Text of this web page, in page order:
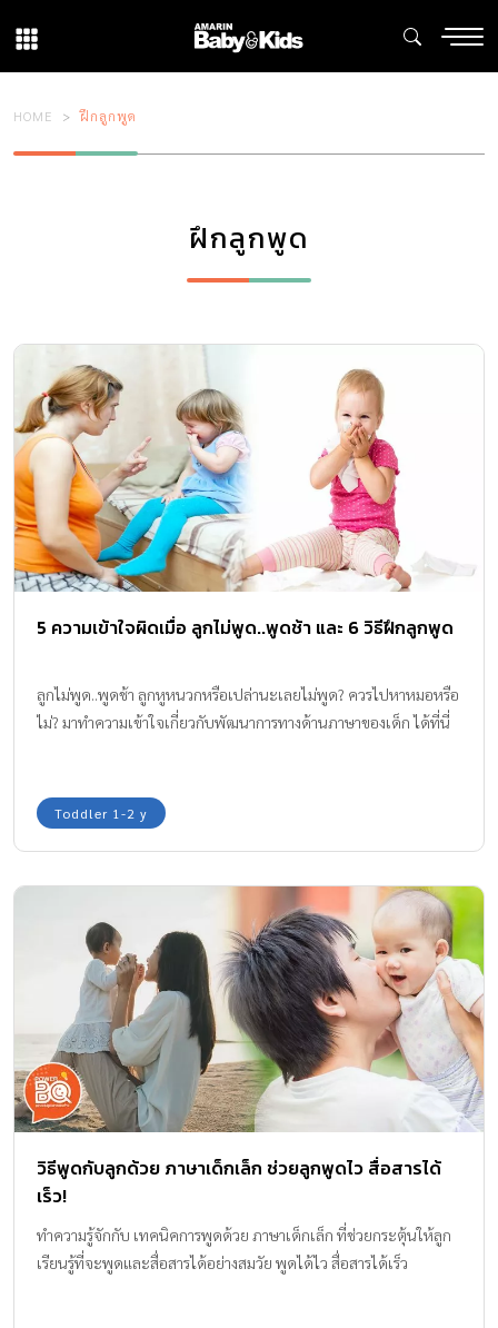
HOME ฝึกลูกพูด
ฝึกลูกพูด
5 ความเข้าใจผิดเมื่อ ลูกไม่พูด..พูดช้า และ 6 วิธีฝึกลูกพูด
ลูกไม่พูด..พูดช้า ลูกหูหนวกหรือเปล่านะเลยไม่พูด? ควรไปหาหมอหรือ
ไม่? มาทำความเข้าใจเกี่ยวกับพัฒนาการทางด้านภาษาของเด็ก ได้ที่นี่
Toddler 1-2 y
วิธีพูดกับลูกด้วย ภาษาเด็กเล็ก ช่วยลูกพูดไว สื่อสารได้
เร็ว!
ทำความรู้จักกับ เทคนิคการพูดด้วย ภาษาเด็กเล็ก ที่ช่วยกระตุ้นให้ลูก
เรียนรู้ที่จะพูดและสื่อสารได้อย่างสมวัย พูดได้ไว สื่อสารได้เร็ว